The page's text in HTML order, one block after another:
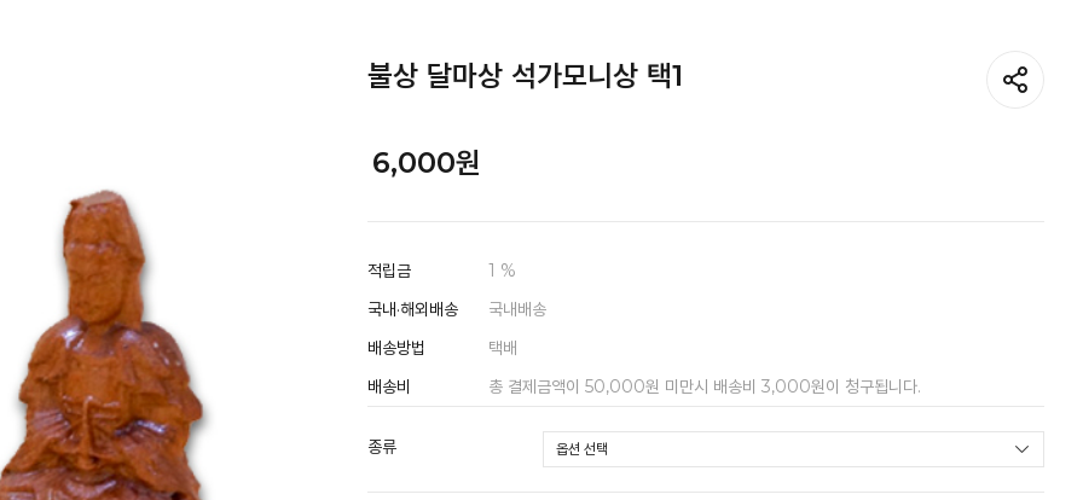
불상 달마상 석가모니상 택1
6,000원
적립금
1 %
국내·해외배송
국내배송
배송방법
택배
배송비
총 결제금액이 50,000원 미만시 배송비 3,000원이 청구됩니다.
종류